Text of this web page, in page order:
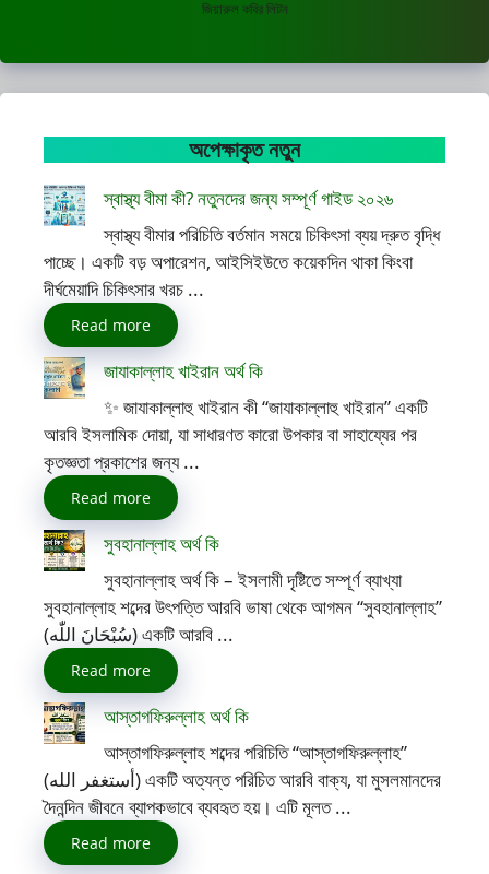
জিয়ারুল কবির লিটন
অপেক্ষাকৃত নতুন
স্বাস্থ্য বীমা কী? নতুনদের জন্য সম্পূর্ণ গাইড ২০২৬
স্বাস্থ্য বীমার পরিচিতি বর্তমান সময়ে চিকিৎসা ব্যয় দ্রুত বৃদ্ধি
পাচ্ছে। একটি বড় অপারেশন, আইসিইউতে কয়েকদিন থাকা কিংবা
দীর্ঘমেয়াদি চিকিৎসার খরচ ...
Read more
জাযাকাল্লাহ খাইরান অর্থ কি
✨ জাযাকাল্লাহু খাইরান কী “জাযাকাল্লাহু খাইরান” একটি
আরবি ইসলামিক দোয়া, যা সাধারণত কারো উপকার বা সাহায্যের পর
কৃতজ্ঞতা প্রকাশের জন্য ...
Read more
সুবহানাল্লাহ অর্থ কি
সুবহানাল্লাহ অর্থ কি – ইসলামী দৃষ্টিতে সম্পূর্ণ ব্যাখ্যা
সুবহানাল্লাহ শব্দের উৎপত্তি আরবি ভাষা থেকে আগমন “সুবহানাল্লাহ”
(سُبْحَانَ اللّٰه) একটি আরবি ...
Read more
আস্তাগফিরুল্লাহ অর্থ কি
আস্তাগফিরুল্লাহ শব্দের পরিচিতি “আস্তাগফিরুল্লাহ”
(أستغفر الله) একটি অত্যন্ত পরিচিত আরবি বাক্য, যা মুসলমানদের
দৈনন্দিন জীবনে ব্যাপকভাবে ব্যবহৃত হয়। এটি মূলত ...
Read more